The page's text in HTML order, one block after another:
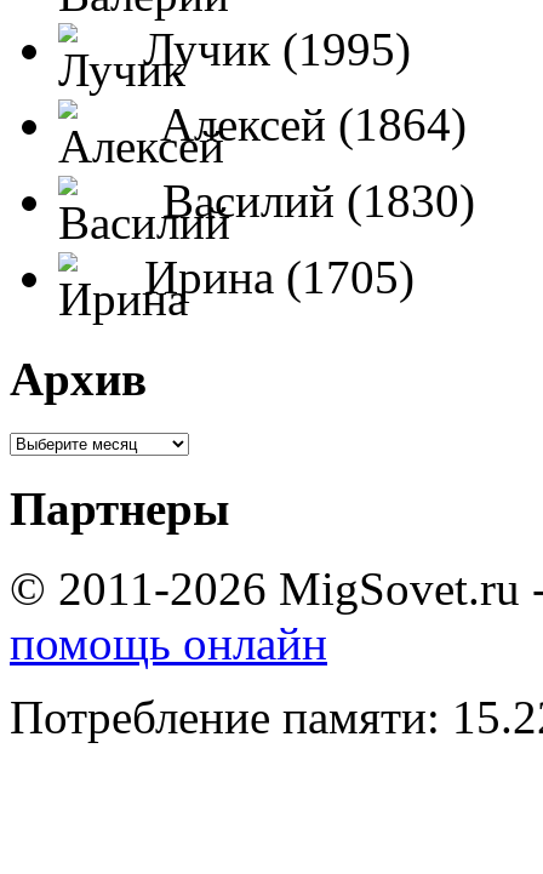
Лучик (1995)
Алексей (1864)
Василий (1830)
Ирина (1705)
Архив
Партнеры
© 2011-2026 MigSovet.ru
помощь онлайн
Потребление памяти: